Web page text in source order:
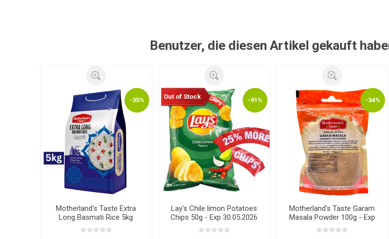
Benutzer, die diesen Artikel gekauft
-35%
Motherland's Taste Extra
Long Basmati Rice 5kg
-91%
Out of Stock
Lay's Chile limon Potatoes
Chips 50g - Exp 30.05.2026
-34%
Motherland's Taste Garam
Masala Powder 100g - Exp
30.09.2026